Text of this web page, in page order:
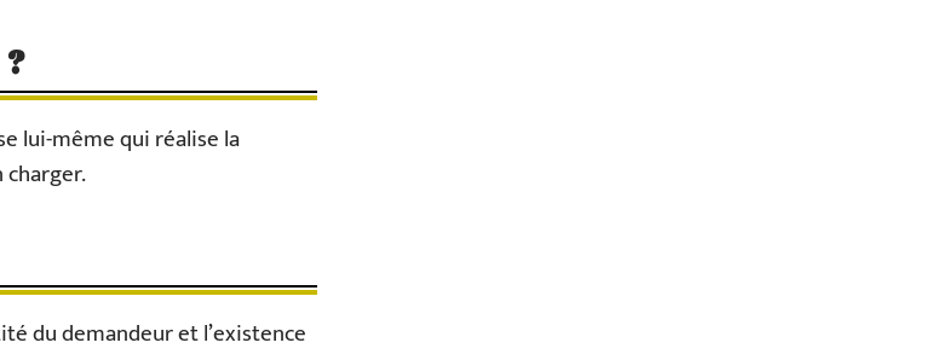
lui-même qui réalise la
charger.
du demandeur et l’existence